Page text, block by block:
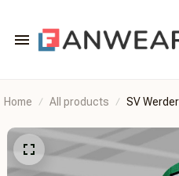
Home All products SV